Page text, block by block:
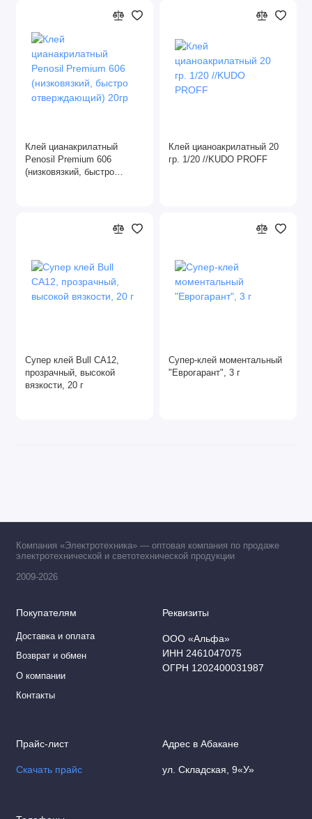
Клей цианакрилатный
Penosil Premium 606
(низковязкий, быстро
Клей цианоакрилатный 20
гр. 1/20 //KUDO PROFF
Супер клей Bull CA12,
прозрачный, высокой
вязкости, 20 г
Супер-клей моментальный
"Еврогарант", 3 г
Компания «Электротехника» — оптовая компания по продаже
электротехнической и светотехнической продукции
2009-2026
Покупателям
Доставка и оплата
Возврат и обмен
О компании
Контакты
Реквизиты
ООО «Альфа»
ИНН 2461047075
ОГРН 1202400031987
Прайс-лист
Скачать прайс
Адрес в Абакане
ул. Складская, 9«У»